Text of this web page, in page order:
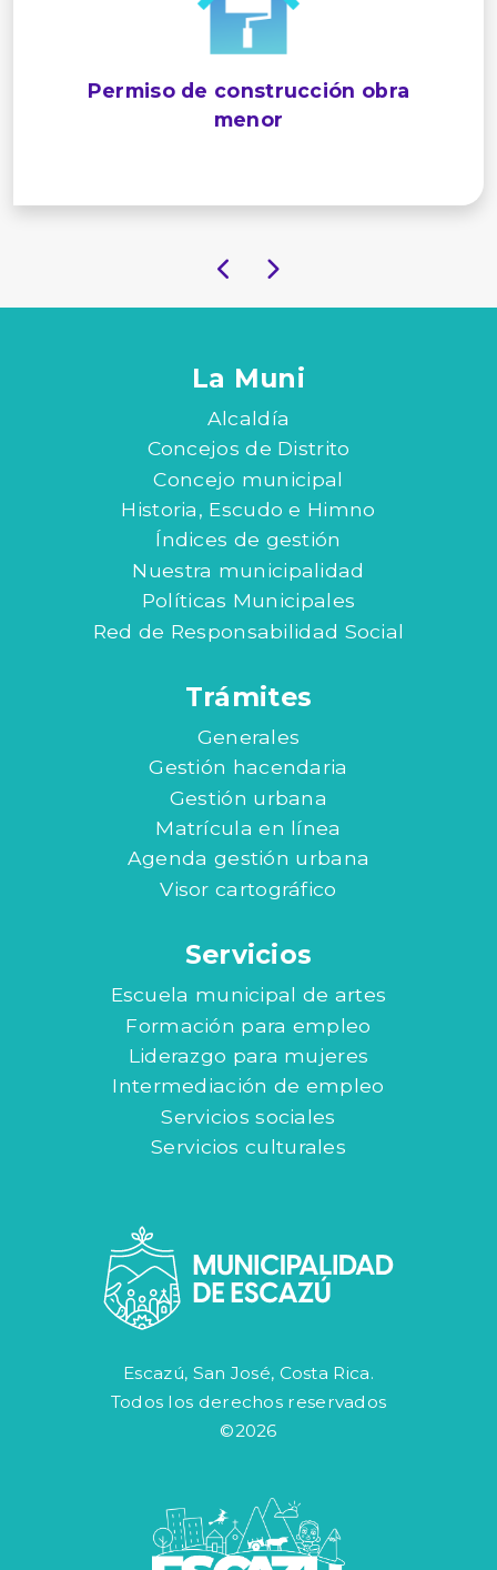
Permiso de construcción obra
menor
La Muni
Alcaldía
Concejos de Distrito
Concejo municipal
Historia, Escudo e Himno
Índices de gestión
Nuestra municipalidad
Políticas Municipales
Red de Responsabilidad Social
Trámites
Generales
Gestión hacendaria
Gestión urbana
Matrícula en línea
Agenda gestión urbana
Visor cartográfico
Servicios
Escuela municipal de artes
Formación para empleo
Liderazgo para mujeres
Intermediación de empleo
Servicios sociales
Servicios culturales
Escazú, San José, Costa Rica.
Todos los derechos reservados
©2026